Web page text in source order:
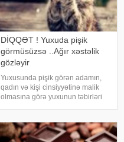
DİQQƏT ! Yuxuda pişik
görmüsüzsə ..Ağır xəstəlik
gözləyir
Yuxusunda pişik görən adamın,
qadın və kişi cinsiyyətinə malik
olmasına görə yuxunun təbirləri
həyatında diqqətsiz bir şəxsiyyətə
sahib olduğu, ətrafındak